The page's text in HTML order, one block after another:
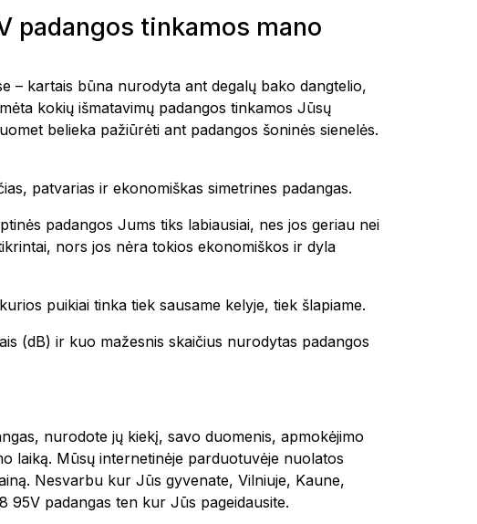
padangos tinkamos mano
– kartais būna nurodyta ant degalų bako dangtelio,
kokių išmatavimų padangos tinkamos Jūsų
belieka pažiūrėti ant padangos šoninės sienelės.
patvarias ir ekonomiškas simetrines padangas.
padangos Jums tiks labiausiai, nes jos geriau nei
nors jos nėra tokios ekonomiškos ir dyla
puikiai tinka tiek sausame kelyje, tiek šlapiame.
(dB) ir kuo mažesnis skaičius nurodytas padangos
nurodote jų kiekį, savo duomenis, apmokėjimo
laiką. Mūsų internetinėje parduotuvėje nuolatos
Nesvarbu kur Jūs gyvenate, Vilniuje, Kaune,
95V padangas ten kur Jūs pageidausite.